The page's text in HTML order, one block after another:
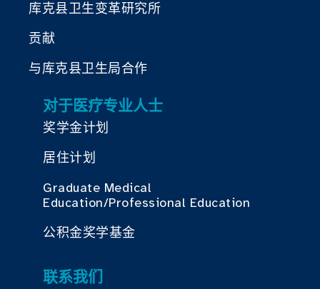
库克县卫生变革研究所
贡献
与库克县卫生局合作
对于医疗专业人士
奖学金计划
居住计划
Graduate Medical
Education/Professional Education
公积金奖学基金
联系我们